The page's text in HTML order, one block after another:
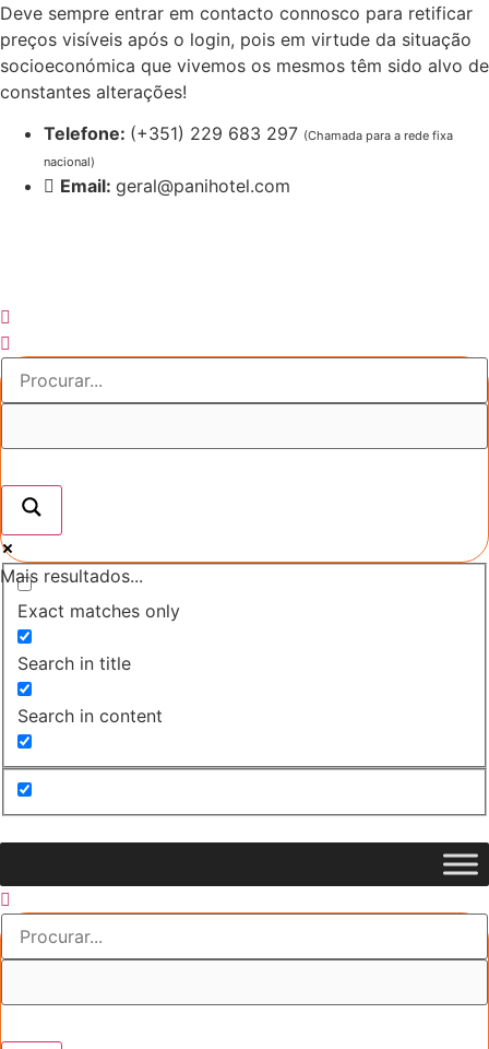
Pular
para
o
conteúdo
Deve sempre entrar em contacto connosco para retificar
preços visíveis após o login, pois em virtude da situação
socioeconómica que vivemos os mesmos têm sido alvo de
constantes alterações!
Telefone: (+351) 229 683 297 (Chamada para a rede fixa
nacional)
Email: geral@panihotel.com
Mais resultados...
Exact matches only
Search in title
Search in content